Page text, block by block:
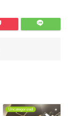
Uncategorized